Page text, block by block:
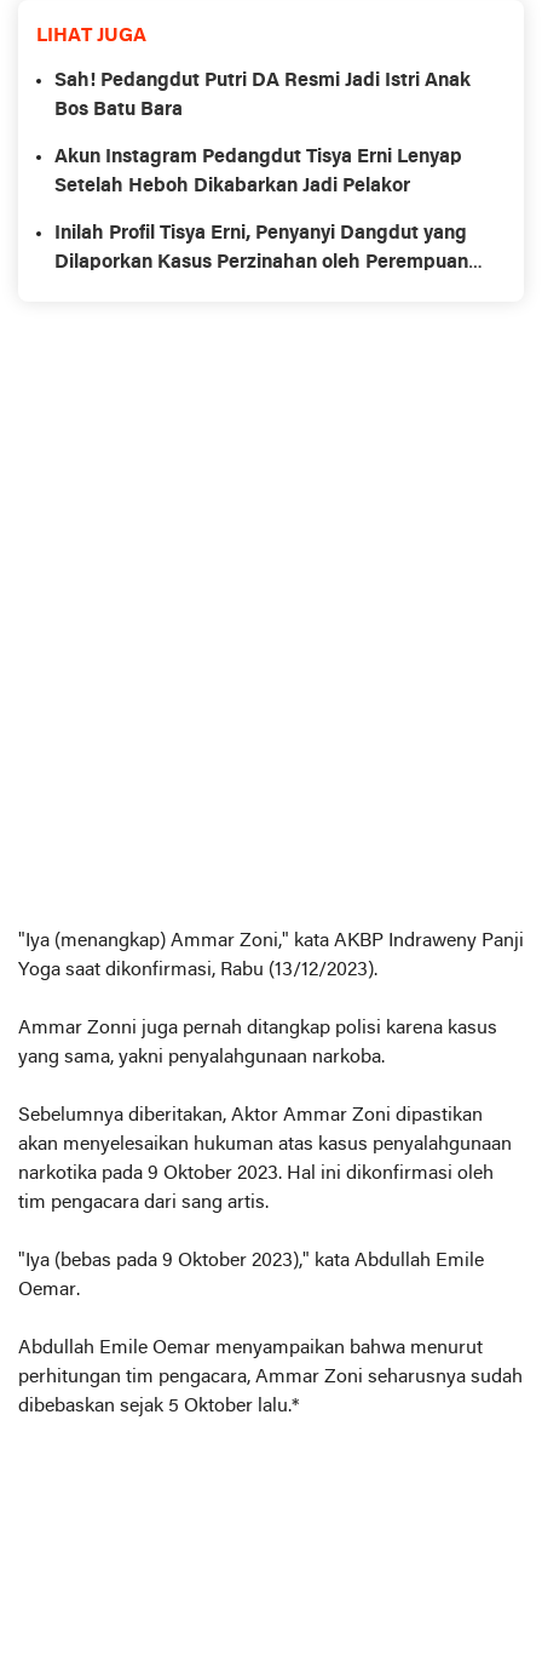
LIHAT JUGA
Sah! Pedangdut Putri DA Resmi Jadi Istri Anak
Bos Batu Bara
Akun Instagram Pedangdut Tisya Erni Lenyap
Setelah Heboh Dikabarkan Jadi Pelakor
Inilah Profil Tisya Erni, Penyanyi Dangdut yang
Dilaporkan Kasus Perzinahan oleh Perempuan
"Iya (menangkap) Ammar Zoni," kata AKBP Indraweny Panji
Yoga saat dikonfirmasi, Rabu (13/12/2023).
Ammar Zonni juga pernah ditangkap polisi karena kasus
yang sama, yakni penyalahgunaan narkoba.
Sebelumnya diberitakan, Aktor Ammar Zoni dipastikan
akan menyelesaikan hukuman atas kasus penyalahgunaan
narkotika pada 9 Oktober 2023. Hal ini dikonfirmasi oleh
tim pengacara dari sang artis.
"Iya (bebas pada 9 Oktober 2023)," kata Abdullah Emile
Oemar.
Abdullah Emile Oemar menyampaikan bahwa menurut
perhitungan tim pengacara, Ammar Zoni seharusnya sudah
dibebaskan sejak 5 Oktober lalu.*